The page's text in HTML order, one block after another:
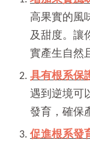
高果實的風
及甜度。讓
實產生自然
具有根系保
遇到逆境可
發育，確保
促進根系發